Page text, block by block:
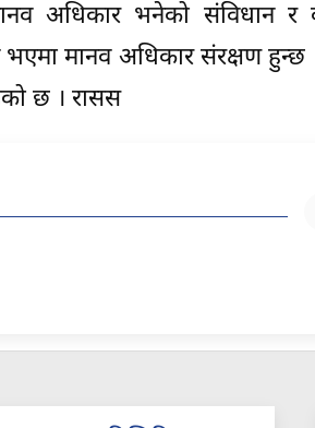
अधिकार भनेको संविधान र
भएमा मानव अधिकार संरक्षण हुन्छ
छ । रासस